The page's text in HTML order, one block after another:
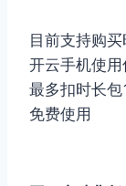
目前支持购
开云手机使
最多扣时长
免费使用